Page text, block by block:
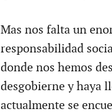
Mas nos falta un
responsabilidad
donde nos hemos
desgobierne y haya
actualmente se